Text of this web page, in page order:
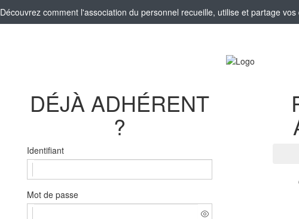
Découvrez comment l'association du personnel recueille, utilise et partage vos
DÉJÀ ADHÉRENT
?
Identifiant
Mot de passe